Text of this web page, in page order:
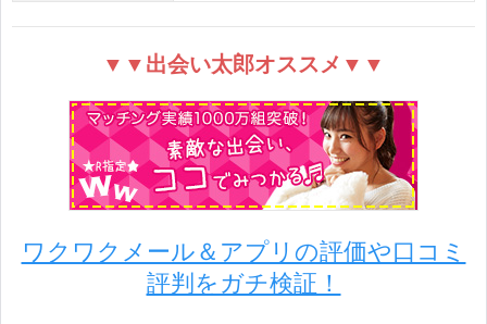
▼▼出会い太郎オススメ▼▼
ワクワクメール＆アプリの評価や口コミ
評判をガチ検証！